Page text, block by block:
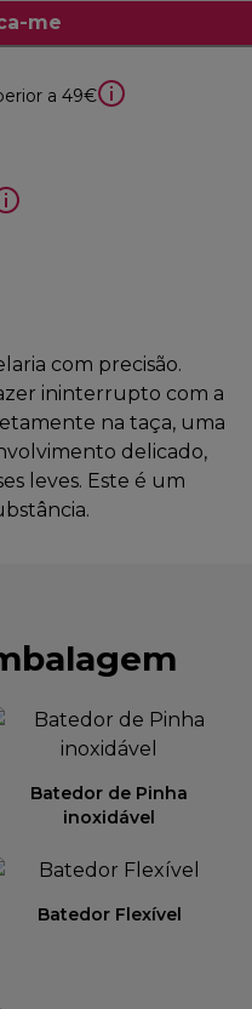
me
a 49€
com precisão.
ininterrupto com a
na taça, uma
delicado,
leves. Este é um
Batedor de Pinha
inoxidável
Batedor Flexível